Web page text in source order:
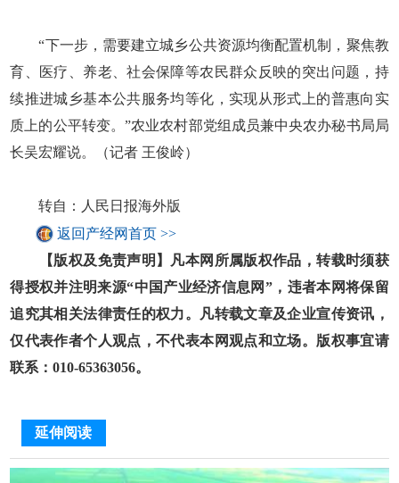
“下一步，需要建立城乡公共资源均衡配置机制，聚焦教
育、医疗、养老、社会保障等农民群众反映的突出问题，持
续推进城乡基本公共服务均等化，实现从形式上的普惠向实
质上的公平转变。”农业农村部党组成员兼中央农办秘书局局
长吴宏耀说。（记者 王俊岭）
转自：人民日报海外版
返回产经网首页 >>
【版权及免责声明】凡本网所属版权作品，转载时须获
得授权并注明来源“中国产业经济信息网”，违者本网将保留
追究其相关法律责任的权力。凡转载文章及企业宣传资讯，
仅代表作者个人观点，不代表本网观点和立场。版权事宜请
联系：010-65363056。
延伸阅读